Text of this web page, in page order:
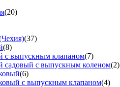
(20)
(37)
(8)
с выпускным клапаном(7)
садовый с выпускным коленом(2)
(6)
с выпускным клапаном(4)